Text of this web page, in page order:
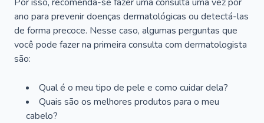
ano para prevenir doenças dermatológicas ou detectá-las
de forma precoce. Nesse caso, algumas perguntas que
você pode fazer na primeira consulta com dermatologista
são:
Qual é o meu tipo de pele e como cuidar dela?
Quais são os melhores produtos para o meu
cabelo?